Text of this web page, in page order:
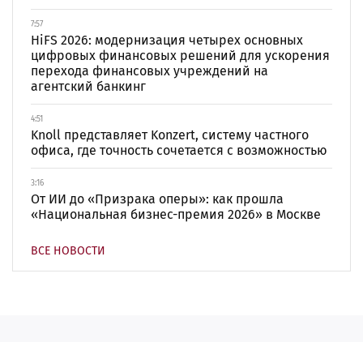
7:57
HiFS 2026: модернизация четырех основных
цифровых финансовых решений для ускорения
перехода финансовых учреждений на
агентский банкинг
4:51
Knoll представляет Konzert, систему частного
офиса, где точность сочетается с возможностью
3:16
От ИИ до «Призрака оперы»: как прошла
«Национальная бизнес-премия 2026» в Москве
ВСЕ НОВОСТИ